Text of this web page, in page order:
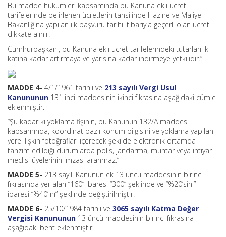
Bu madde hükümleri kapsamında bu Kanuna ekli ücret
tarifelerinde belirlenen ücretlerin tahsilinde Hazine ve Maliye
Bakanlığına yapılan ilk başvuru tarihi itibarıyla geçerli olan ücret
dikkate alınır.
Cumhurbaşkanı, bu Kanuna ekli ücret tarifelerindeki tutarları iki
katına kadar artırmaya ve yarısına kadar indirmeye yetkilidir.”
MADDE 4- 4/1/1961 tarihli ve 213 sayılı Vergi Usul
Kanununun 131 inci maddesinin ikinci fıkrasına aşağıdaki cümle
eklenmiştir.
“Şu kadar ki yoklama fişinin, bu Kanunun 132/A maddesi
kapsamında, koordinat bazlı konum bilgisini ve yoklama yapılan
yere ilişkin fotoğrafları içerecek şekilde elektronik ortamda
tanzim edildiği durumlarda polis, jandarma, muhtar veya ihtiyar
meclisi üyelerinin imzası aranmaz.”
MADDE 5- 213 sayılı Kanunun ek 13 üncü maddesinin birinci
fıkrasında yer alan “160” ibaresi “300” şeklinde ve “%20’sini”
ibaresi “%40’ını” şeklinde değiştirilmiştir.
MADDE 6- 25/10/1984 tarihli ve 3065 sayılı Katma Değer
Vergisi Kanununun 13 üncü maddesinin birinci fıkrasına
aşağıdaki bent eklenmiştir.